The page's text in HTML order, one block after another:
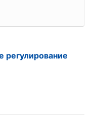
регулирование